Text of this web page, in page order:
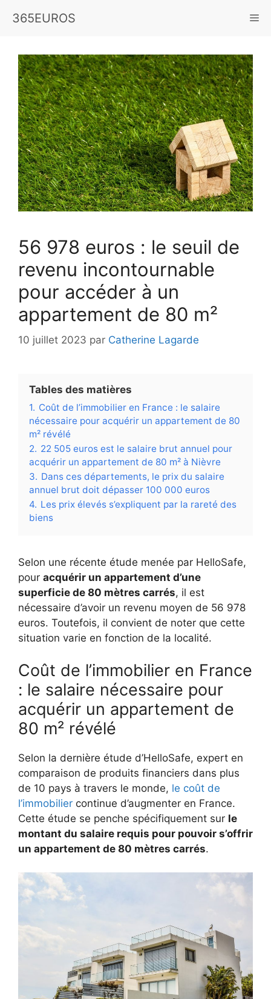
365EUROS
56 978 euros : le seuil de
revenu incontournable
pour accéder à un
appartement de 80 m²
10 juillet 2023 par Catherine Lagarde
Tables des matières
1. Coût de l’immobilier en France : le salaire
nécessaire pour acquérir un appartement de 80
m² révélé
2. 22 505 euros est le salaire brut annuel pour
acquérir un appartement de 80 m² à Nièvre
3. Dans ces départements, le prix du salaire
annuel brut doit dépasser 100 000 euros
4. Les prix élevés s’expliquent par la rareté des
biens
Selon une récente étude menée par HelloSafe,
pour acquérir un appartement d’une
superficie de 80 mètres carrés, il est
nécessaire d’avoir un revenu moyen de 56 978
euros. Toutefois, il convient de noter que cette
situation varie en fonction de la localité.
Coût de l’immobilier en France
: le salaire nécessaire pour
acquérir un appartement de
80 m² révélé
Selon la dernière étude d’HelloSafe, expert en
comparaison de produits financiers dans plus
de 10 pays à travers le monde, le coût de
l’immobilier continue d’augmenter en France.
Cette étude se penche spécifiquement sur le
montant du salaire requis pour pouvoir s’offrir
un appartement de 80 mètres carrés.